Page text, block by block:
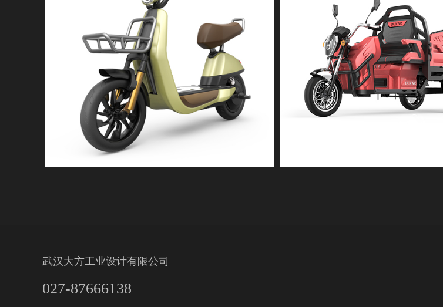
武汉大方工业设计有限公司
027-87666138